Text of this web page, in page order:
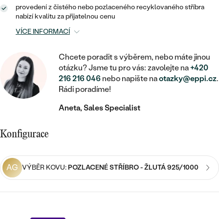
RUČNĚ RYTÉ
S VÝPLNÍ
SVATEBNÍ SETY
DLE CENY
CENOVĚ DOSTUPNÉ
LUXUSNÍ
ZAČÍT S LAB-GROWN DIAMANTEM
ZAČÍT S BAREVNÝM DIAMANTEM
DLE DRAHOKAMU
DIAMANT
LAB-GROWN DIAMANT
MOISSANIT
BAREVNÝ DIAMANT
ČERNÝ DIAMANT
DĚTSKÉ ŠPERKY
DOPLŇKY
DLE MATERIÁLU
STŘÍBRO
PLATINA
DLE KAMENE
S DIAMANTY
DĚTSKÉ
PIERCING
DLE KAMENE
S DIAMANTY
S DRAHOKAMY
S PERLAMI
DLE CENY
CENOVĚ DOSTUPNÉ
MEDAILONKY
VE TVARU SRDCE
SE ZVÍŘATY
S DIAMANTY
S DRAHOKAMY
DLE CENY
STATEMENT
PERSONALIZOVANÉ
S PERLAMI
provedení z čistého nebo pozlaceného recyklovaného stříbra
nabízí kvalitu za přijatelnou cenu
VÍCE INFORMACÍ
Chcete poradit s výběrem, nebo máte jinou
otázku? Jsme tu pro vás: zavolejte na+420
216 216 046 nebo napište naotazky@eppi.cz.
Rádi poradíme!
Aneta, Sales Specialist
Konfigurace
AG VÝBĚR KOVU:POZLACENÉ STŘÍBRO - ŽLUTÁ 925/1000